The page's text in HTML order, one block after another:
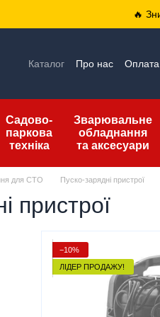
🔥
Каталог Про нас Оплата
Садово-
паркова
техніка
Зварювальне
обладнання
та аксесуари
для СТО Пуско-зарядні пристрої
пристрої
−10%
ЛІДЕР ПРОДАЖУ!